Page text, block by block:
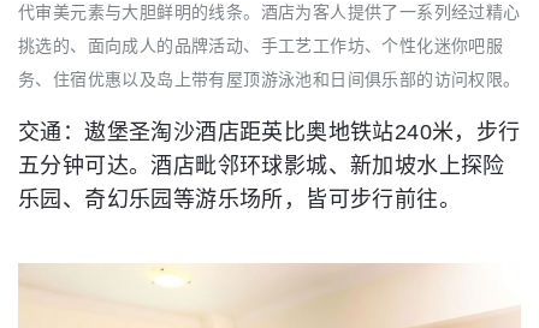
代审美元素与大胆鲜明的线条。酒店为客人提供了一系列经过精心
挑选的、面向成人的品牌活动、手工艺工作坊、个性化迷你吧服
务、住宿优惠以及岛上带有屋顶游泳池和日间俱乐部的访问权限。
交通：遨堡圣淘沙酒店距英比奥地铁站240米，步行
五分钟可达。酒店毗邻环球影城、新加坡水上探险
乐园、奇幻乐园等游乐场所，皆可步行前往。